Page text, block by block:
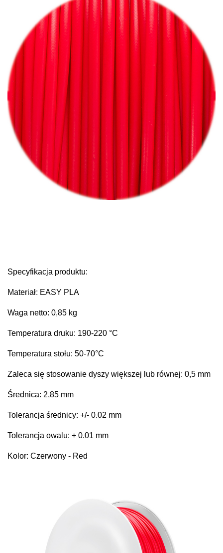
Specyfikacja produktu:
Materiał: EASY PLA
Waga netto: 0,85 kg
Temperatura druku: 190-220 °C
Temperatura stołu: 50-70°C
Zaleca się stosowanie dyszy większej lub równej: 0,5 mm
Średnica: 2,85 mm
Tolerancja średnicy: +/- 0.02 mm
Tolerancja owalu: + 0.01 mm
Kolor: Czerwony - Red